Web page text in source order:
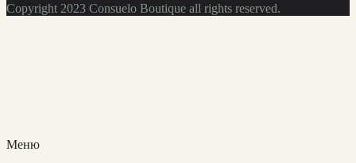
Copyright 2023 Consuelo Boutique all rights reserved.
Меню